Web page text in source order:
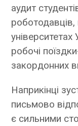
аудит
університетах
робочі
закордонних
Наприкінці
письмово
є сильними